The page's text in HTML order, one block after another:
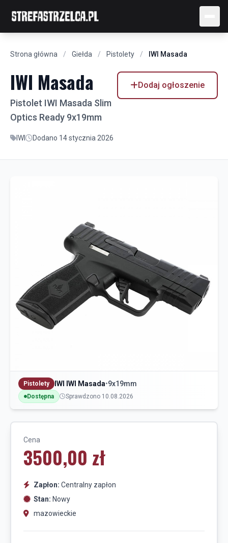
Strona główna / Giełda / Pistolety / IWI Masada
IWI Masada
Pistolet IWI Masada Slim
Optics Ready 9x19mm
Dodaj ogłoszenie
IWI Dodano 14 stycznia 2026
Pistolety IWI IWI Masada•9x19mm
Dostępna Sprawdzono 10.08.2026
Cena
3500,00 zł
Zapłon: Centralny zapłon
Stan: Nowy
mazowieckie